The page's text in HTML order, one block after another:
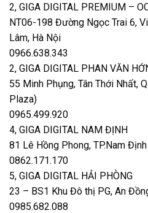
2, GIGA DIGITAL PREMIUM –
NT06-198 Đường Ngọc Trai 6,
Lâm, Hà Nội
0966.638.343
2, GIGA DIGITAL PHAN VĂN
55 Minh Phụng, Tân Thới Nhất,
Plaza)
0965.499.920
4, GIGA DIGITAL NAM ĐỊNH
81 Lê Hồng Phong, TP.Nam Định
0862.171.170
5, GIGA DIGITAL HẢI PHÒNG
23 – BS1 Khu Đô thị PG, An
0985.682.088